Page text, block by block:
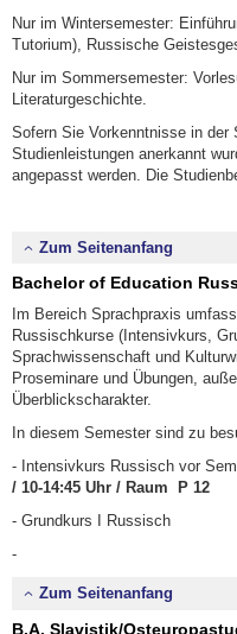
Nur im Wintersemester:
Tutorium), Russische
Nur im Sommersemester:
Literaturgeschichte.
Sofern Sie Vorkenntnisse in der
Studienleistungen anerkannt
angepasst werden. Die
Zum Seitenanfang
Bachelor of Education
Im Bereich Sprachpraxis
Russischkurse (Intensivkurs,
Sprachwissenschaft und
Proseminare und Übungen,
Überblickscharakter.
In diesem Semester sind zu
- Intensivkurs Russisch vor
/ 10-14:45 Uhr / Raum P 12
- Grundkurs I Russisch
-
Zum Seitenanfang
B.A. Slavistik/